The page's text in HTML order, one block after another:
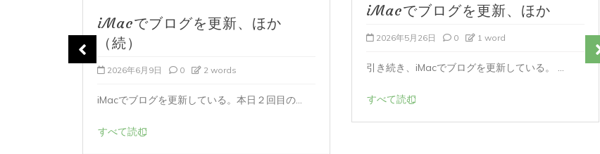
iMacでブログを更新、ほか
（続）
2026年6月9日 0 2 words
iMacでブログを更新している。本日２回目の...
すべて読む
iMacでブログを更新、ほか
2026年5月26日 0 1 word
引き続き、iMacでブログを更新している。 ...
すべて読む